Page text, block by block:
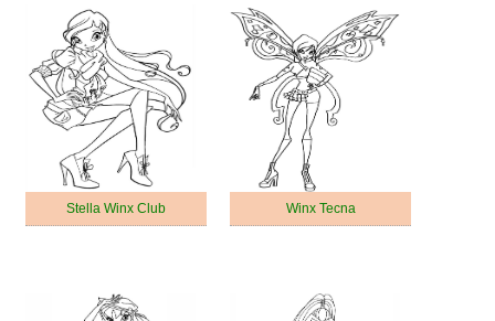
Stella Winx Club Winx Tecna